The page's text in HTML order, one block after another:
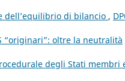
dell’equilibrio di bilancio ,
“originari”: oltre la neutralità
degli Stati membri